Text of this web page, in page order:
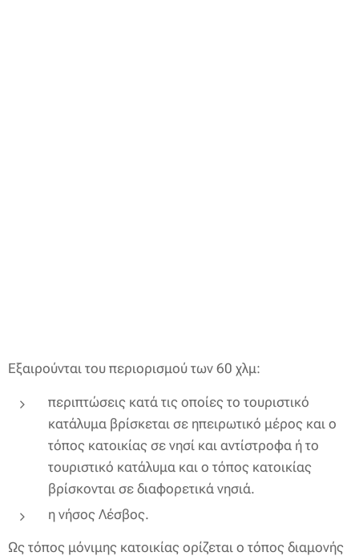
Εξαιρούνται του περιορισμού των 60 χλμ:
περιπτώσεις κατά τις οποίες το τουριστικό
κατάλυμα βρίσκεται σε ηπειρωτικό μέρος και ο
τόπος κατοικίας σε νησί και αντίστροφα ή το
τουριστικό κατάλυμα και ο τόπος κατοικίας
βρίσκονται σε διαφορετικά νησιά.
η νήσος Λέσβος.
Ως τόπος μόνιμης κατοικίας ορίζεται ο τόπος διαμονής